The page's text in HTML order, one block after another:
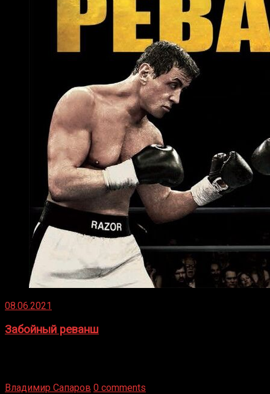
08.06.2021
Забойный реванш
Владимир Сапаров 0 comments